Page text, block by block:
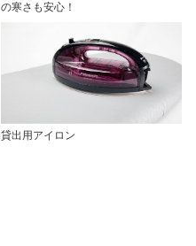
の寒さも安心！
貸出用アイロン